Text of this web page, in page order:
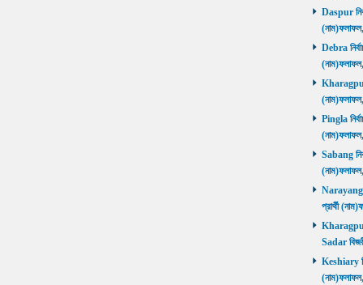
Daspur
Debra
Kharagpur
Pingla
Sabang
প্রার্থী
Kharagpur
Sadar
Keshiary